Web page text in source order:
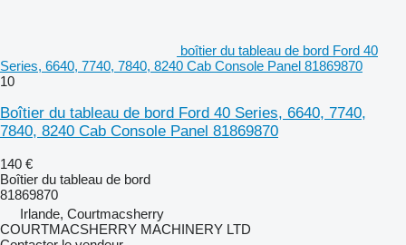
boîtier du tableau de bord Ford 40
Series, 6640, 7740, 7840, 8240 Cab Console Panel 81869870
10
Boîtier du tableau de bord Ford 40 Series, 6640, 7740,
7840, 8240 Cab Console Panel 81869870
140 €
Boîtier du tableau de bord
81869870
Irlande, Courtmacsherry
COURTMACSHERRY MACHINERY LTD